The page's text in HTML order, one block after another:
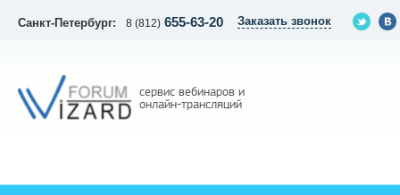
Санкт-Петербург: 8 (812) 655-63-20 Заказать звонок
сервис вебинаров и
онлайн-трансляций